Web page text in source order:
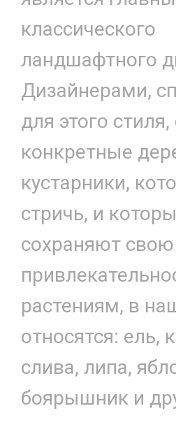
классического
ландшафтного
Дизайнерами,
для этого
конкретные
кустарники,
стричь, и
сохраняют
растениям, в
относятся: ель,
слива, липа,
боярышник и